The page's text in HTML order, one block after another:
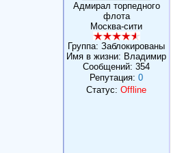
Адмирал торпедного
флота
Москва-сити
Группа: Заблокированы
Имя в жизни: Владимир
Сообщений:354
Репутация:0
Статус:Offline